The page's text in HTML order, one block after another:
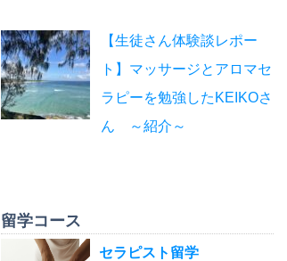
【生徒さん体験談レポー
ト】マッサージとアロマセ
ラピーを勉強したKEIKOさ
ん ～紹介～
留学コース
セラピスト留学